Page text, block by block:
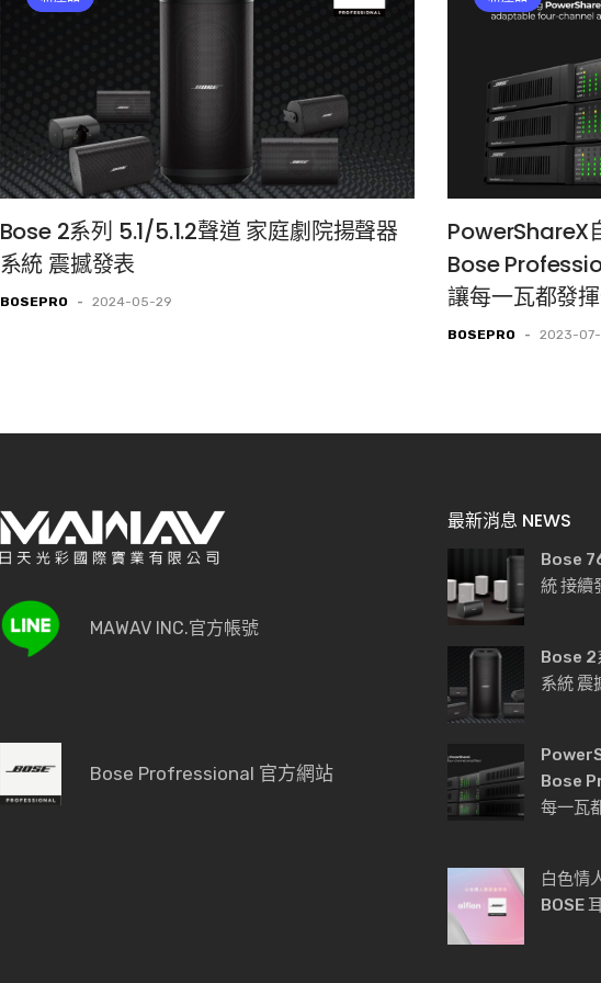
Bose 2系列 5.1/5.1.2聲道 家庭劇院揚聲器
系統 震撼發表
BOSEPRO - 2024-05-29
PowerShareX
Bose
讓每一瓦都發
BOSEPRO - 2023-07-
MAWAV INC.官方帳號
Bose Profressional 官方網站
最新消息 NEWS
Bose
統 接續
Bose 2
系統 震
Bose
每一瓦
白色情
BOSE